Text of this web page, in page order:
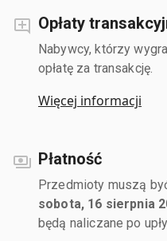
Opłaty
Nabywcy, którzy
opłatę za transakcję.
Więcej informacji
Płatność
Przedmioty muszą
sobota, 16 sierpnia
będą naliczane po